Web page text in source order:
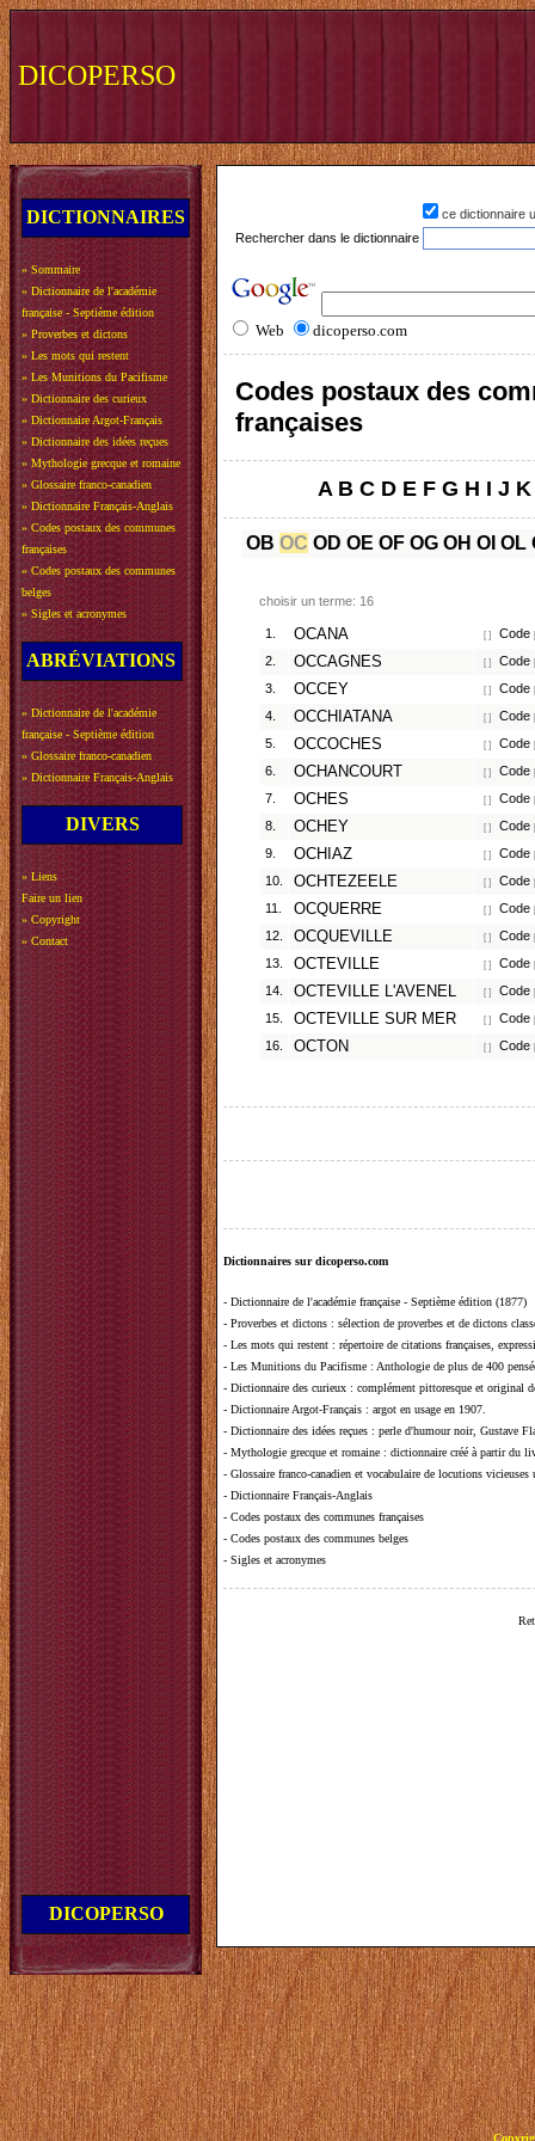
DICOPERSO
DICTIONNAIRES
» Sommaire
» Dictionnaire de l'académie
française - Septième édition
» Proverbes et dictons
» Les mots qui restent
» Les Munitions du Pacifisme
» Dictionnaire des curieux
» Dictionnaire Argot-Français
» Dictionnaire des idées reçues
» Mythologie grecque et romaine
» Glossaire franco-canadien
» Dictionnaire Français-Anglais
» Codes postaux des communes
françaises
» Codes postaux des communes
belges
» Sigles et acronymes
ABRÉVIATIONS
» Dictionnaire de l'académie
française - Septième édition
» Glossaire franco-canadien
» Dictionnaire Français-Anglais
DIVERS
» Liens
Faire un lien
» Copyright
» Contact
DICOPERSO
ce dictionnaire
Rechercher dans le dictionnaire
Web dicoperso.com
Codes postaux des
françaises
A B C D E F G H I J K
OB OC OD OE OF OG OH OI OL
choisir un terme: 16
1. OCANA [ ]
Code
2.
OCCAGNES [ ]
Code
3.
OCCEY [ ]
Code
4.
OCCHIATANA [ ]
Code
5.
OCCOCHES [ ]
Code
6.
OCHANCOURT [ ]
Code
7.
OCHES [ ]
Code
8.
OCHEY [ ]
Code
9.
OCHIAZ [ ]
Code
10.
OCHTEZEELE [ ]
Code
11.
OCQUERRE [ ]
Code
12.
OCQUEVILLE [ ]
Code
13.
OCTEVILLE [ ]
Code
14.
OCTEVILLE L'AVENEL [ ]
Code
15.
OCTEVILLE SUR MER [ ]
Code
16.
OCTON [ ] Code
Dictionnaires sur dicoperso.com
- Dictionnaire de l'académie française - Septième édition (1877)
- Proverbes et dictons : sélection de proverbes et de dictons
- Les mots qui restent : répertoire de citations françaises,
- Les Munitions du Pacifisme : Anthologie de plus de 400
- Dictionnaire des curieux : complément pittoresque et original
- Dictionnaire Argot-Français : argot en usage en 1907.
- Dictionnaire des idées reçues : perle d'humour noir, Gustave
- Mythologie grecque et romaine : dictionnaire créé à partir du
- Glossaire franco-canadien et vocabulaire de locutions vicieuses
- Dictionnaire Français-Anglais
- Codes postaux des communes françaises
- Codes postaux des communes belges
- Sigles et acronymes